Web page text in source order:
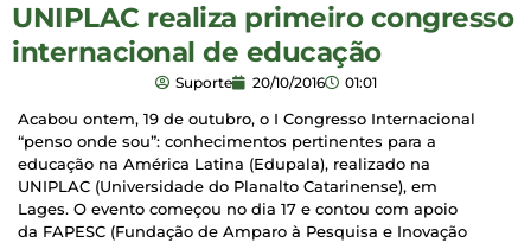
UNIPLAC realiza primeiro congresso
internacional de educação
Suporte 20/10/2016 01:01
Acabou ontem, 19 de outubro, o I Congresso Internacional
“penso onde sou”: conhecimentos pertinentes para a
educação na América Latina (Edupala), realizado na
UNIPLAC (Universidade do Planalto Catarinense), em
Lages. O evento começou no dia 17 e contou com apoio
da FAPESC (Fundação de Amparo à Pesquisa e Inovação